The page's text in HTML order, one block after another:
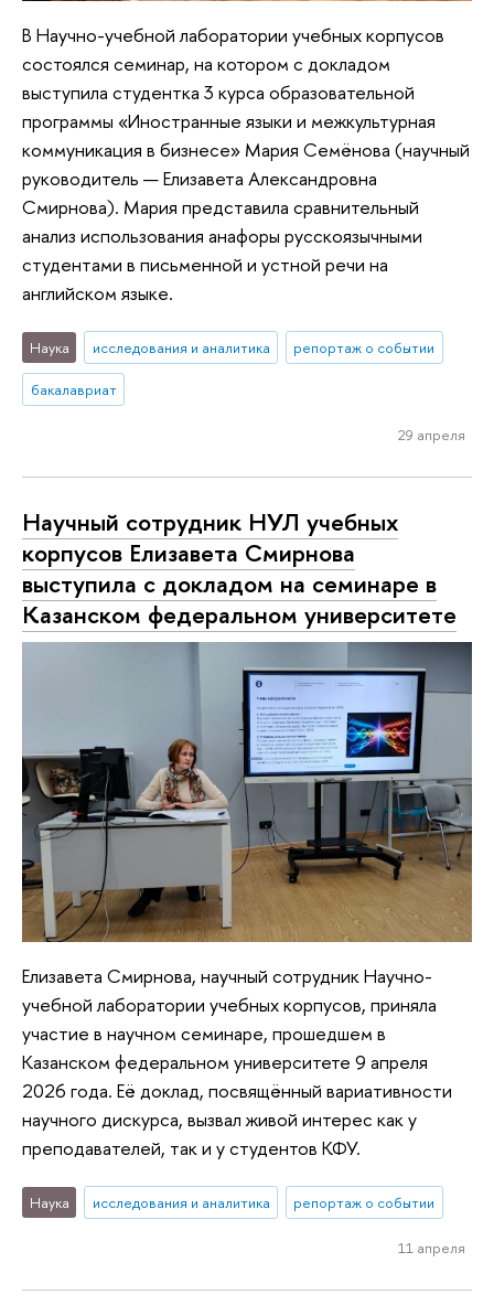
В Научно-учебной лаборатории учебных корпусов
состоялся семинар, на котором с докладом
выступила студентка 3 курса образовательной
программы «Иностранные языки и межкультурная
коммуникация в бизнесе» Мария Семёнова (научный
руководитель — Елизавета Александровна
Смирнова). Мария представила сравнительный
анализ использования анафоры русскоязычными
студентами в письменной и устной речи на
английском языке.
Наука исследования и аналитика репортаж о событии
бакалавриат
29 апреля
Научный сотрудник НУЛ учебных
корпусов Елизавета Смирнова
выступила с докладом на семинаре в
Казанском федеральном университете
Елизавета Смирнова, научный сотрудник Научно-
учебной лаборатории учебных корпусов, приняла
участие в научном семинаре, прошедшем в
Казанском федеральном университете 9 апреля
2026 года. Её доклад, посвящённый вариативности
научного дискурса, вызвал живой интерес как у
преподавателей, так и у студентов КФУ.
Наука исследования и аналитика репортаж о событии
11 апреля